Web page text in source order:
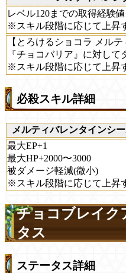
レベル120までの取得経験
※スキル段階に応じて上昇
【とろけるショコラ メル
『チョコバリア』に対して
※スキル段階に応じて上昇
必殺スキル詳細
メルティバレンタインシ
最大EP+1
最大HP+2000〜3000
被ダメージ軽減(微小)
※スキル段階に応じて上昇
チョコブレイク
タス
ステータス詳細